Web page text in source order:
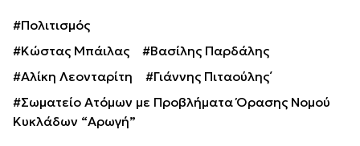
#Πολιτισμός
#Κώστας Μπάιλας
#Βασίλης Παρδάλης
#Αλίκη Λεονταρίτη
#Γιάννης Πιταούλης΄
#Σωματείο Ατόμων με Προβλήματα Όρασης Νομού
Κυκλάδων “Αρωγή”